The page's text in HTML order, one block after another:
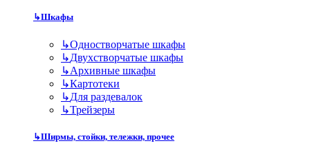
↳Шкафы
↳Одностворчатые шкафы
↳Двухстворчатые шкафы
↳Архивные шкафы
↳Картотеки
↳Для раздевалок
↳Трейзеры
↳Ширмы, стойки, тележки, прочее